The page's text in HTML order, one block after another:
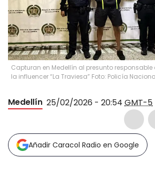
Capturan en Medellín al presunto
la influencer “La Traviesa” Foto: Policía
Medellín 25/02/2026 - 20:54 GMT-5
Añadir Caracol Radio en Google